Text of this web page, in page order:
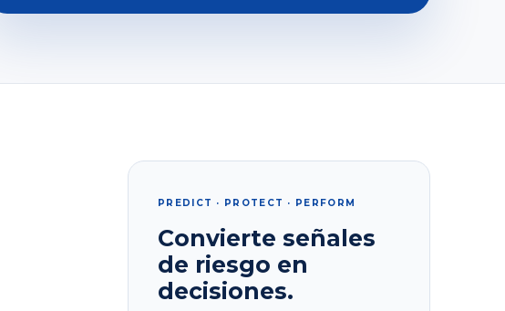
PREDICT · PROTECT · PERFORM
Convierte señales
de riesgo en
decisiones.